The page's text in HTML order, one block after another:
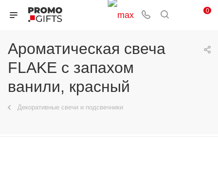
0
Ароматическая свеча
FLAKE с запахом
ванили, красный
Декоративные свечи и подсвечники